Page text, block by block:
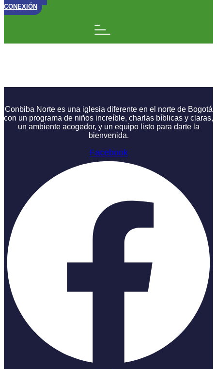
CONEXIÓN
Conbiba Norte es una iglesia diferente en el norte de Bogotá
con un programa de niños increíble, charlas bíblicas y claras,
un ambiente acogedor, y un equipo listo para darte la
bienvenida.
Facebook